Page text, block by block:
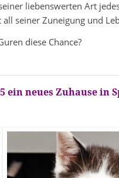
liebenswerten Art
seiner Zuneigung und
diese Chance?
ein neues Zuhause in